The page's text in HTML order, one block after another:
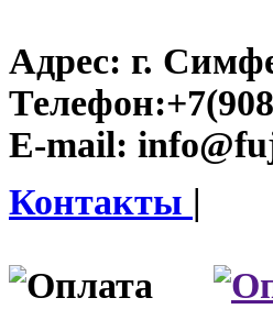
Адрес: г.
Телефон:
E-mail:
Контакты |